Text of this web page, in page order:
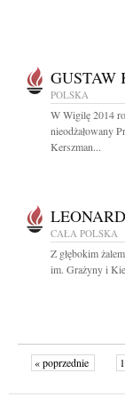
GUSTAW
POLSKA
W Wigilę 2014
nieodżałowany
Kerszman...
CAŁA POLSKA
Z głębokim
im. Grażyny i
« poprzednie 1